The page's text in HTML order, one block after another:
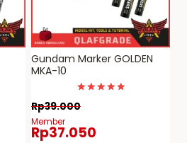
Gundam Marker GOLDEN
MKA-10
Dinilai
4.9846153846154
Rp39.000
Member
Rp37.050